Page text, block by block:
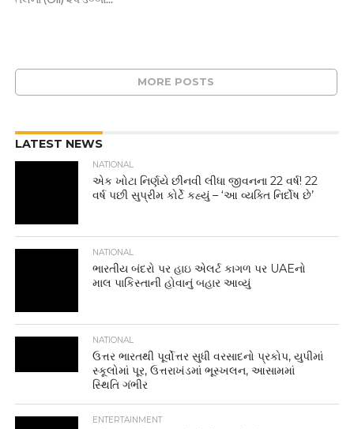
MORE POSTS
LATEST NEWS
NATIONAL
એક ખોટા નિર્ણયે છીનવી લીધા જીવનના 22 વર્ષ! 22
વર્ષ પછી સુપ્રીમ કોર્ટે કહ્યું – ‘આ વ્યક્તિ નિર્દોષ છે’
NATIONAL
ભારતીય બંદરો પર હાઇ એલર્ટ કાગળ પર UAEનો
માલ પાકિસ્તાની હોવાનું બહાર આવ્યું
NATIONAL
ઉત્તર ભારતથી પૂર્વોત્તર સુધી વરસાદનો પ્રકોપ, યુપીમાં
સ્કૂલોમાં પૂર, ઉત્તરાખંડમાં ભૂસ્ખલન, આસામમાં
સ્થિતિ ગંભીર
ENTERTAINMENT